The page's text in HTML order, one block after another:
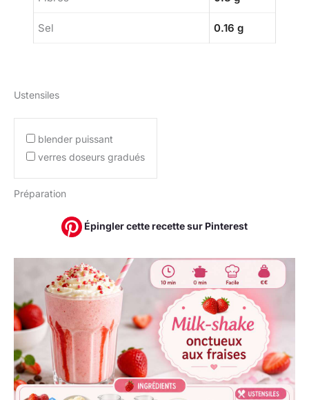
Sel 0.16 g
Ustensiles
blender puissant
verres doseurs gradués
Préparation
Épingler cette recette sur Pinterest